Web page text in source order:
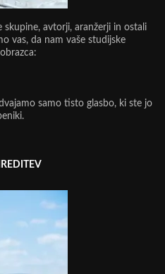
skupine, avtorji, aranžerji in ostali
vas, da nam vaše studijske
samo tisto glasbo, ki ste jo